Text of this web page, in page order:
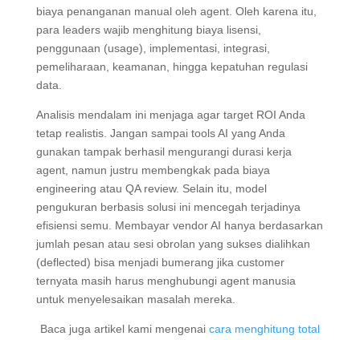
biaya penanganan manual oleh agent. Oleh karena itu,
para leaders wajib menghitung biaya lisensi,
penggunaan (usage), implementasi, integrasi,
pemeliharaan, keamanan, hingga kepatuhan regulasi
data.
Analisis mendalam ini menjaga agar target ROI Anda
tetap realistis. Jangan sampai tools AI yang Anda
gunakan tampak berhasil mengurangi durasi kerja
agent, namun justru membengkak pada biaya
engineering atau QA review. Selain itu, model
pengukuran berbasis solusi ini mencegah terjadinya
efisiensi semu. Membayar vendor AI hanya berdasarkan
jumlah pesan atau sesi obrolan yang sukses dialihkan
(deflected) bisa menjadi bumerang jika customer
ternyata masih harus menghubungi agent manusia
untuk menyelesaikan masalah mereka.
Baca juga artikel kami mengenai cara menghitung total